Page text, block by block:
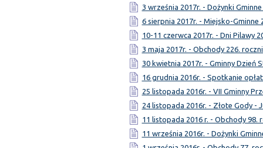
3 września 2017r. - Dożynki
6 sierpnia 2017r. - Miejsko-
10-11 czerwca 2017r. - Dni Pilawy
3 maja 2017r. - Obchody 226.
30 kwietnia 2017r. - Gminny Dzień
16 grudnia 2016r. - Spotkanie
25 listopada 2016r. - VII Gminny
24 listopada 2016r. - Złote Gody -
11 listopada 2016 r. - Obchody 98.
11 września 2016r. - Dożynki